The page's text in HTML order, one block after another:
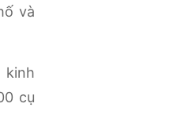
và
kinh
cụ